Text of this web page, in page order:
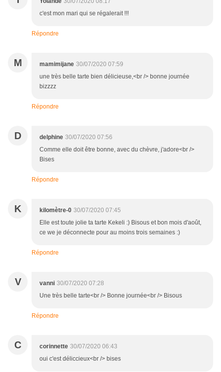
c'est mon mari qui se régalerait !!!
Répondre
M mamimijane 30/07/2020 07:59
une très belle tarte bien délicieuse,<br /> bonne journée
bizzzz
Répondre
D delphine 30/07/2020 07:56
Comme elle doit être bonne, avec du chèvre, j'adore<br />
Bises
Répondre
K kilomètre-0 30/07/2020 07:45
Elle est toute jolie ta tarte Kekeli :) Bisous et bon mois d'août,
ce we je déconnecte pour au moins trois semaines :)
Répondre
V vanni 30/07/2020 07:28
Une très belle tarte<br /> Bonne journée<br /> Bisous
Répondre
C corinnette 30/07/2020 06:43
oui c'est déliccieux<br /> bises